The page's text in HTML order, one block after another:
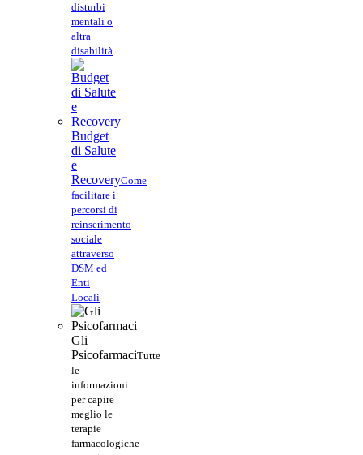
disturbi
mentali o
altra
disabilità
Budget
di Salute
e
RecoveryCome
facilitare i
percorsi di
reinserimento
sociale
attraverso
DSM ed
Enti
Locali
Gli
PsicofarmaciTutte
le
informazioni
per capire
meglio le
terapie
farmacologiche